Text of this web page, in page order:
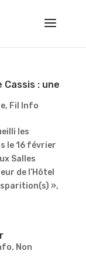
: une
, Fil Info
les
le 16 février
Salles
de l’Hôtel
»,
, Non